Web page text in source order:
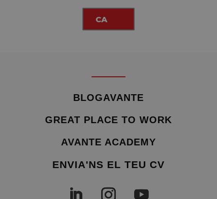
CA
BLOGAVANTE
GREAT PLACE TO WORK
AVANTE ACADEMY
ENVIA'NS EL TEU CV